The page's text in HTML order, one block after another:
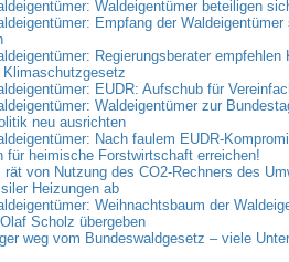
Waldeigentümer beteiligen
Empfang der
Regierungsberater empfehlen
EUDR: Aufschub für
Waldeigentümer zur
neu ausrichten
Nach faulem EUDR-
für heimische Forstwirtschaft erreichen!
rät von Nutzung des CO2-Rechners des
Heizungen ab
Weihnachtsbaum der
Scholz übergeben
weg vom Bundeswaldgesetz – viele